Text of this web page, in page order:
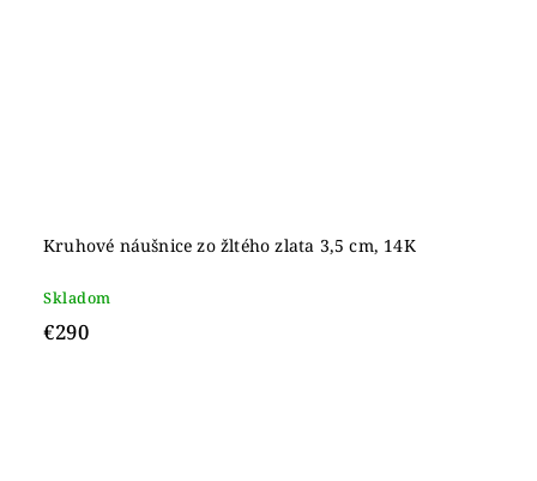
Kruhové náušnice zo žltého zlata 3,5 cm, 14K
Skladom
€290